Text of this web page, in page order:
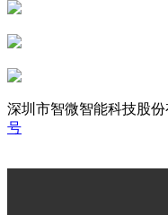
深圳市智微智能科技股
号